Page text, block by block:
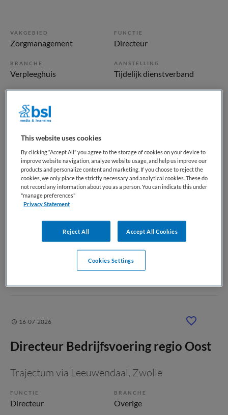
VAKGEBIED
Zorgmanagement
FUNCTIE
Directeur
BRANCHE
Verpleeghuis
AANSTELLING
Tijdelijk dienstverband
10 oktober 2025
ERVARING
Ervaren
Vacature niet beschikbaar
Deze vacature Interim-Directeur Thuis & Herstel bij
IJsselheem is niet meer actueel. Hieronder staan enkele
Gerelateerde vacatures op Medische
banenbank | Werk(t) in zorg en welzijn
16-07-2026
Directeur Bedrijfsvoering regio Oost
Trajectum via Leeuwendaal, Zwolle
FUNCTIE
Directeur
BRANCHE
Overige
This website uses cookies
By clicking “Accept All” you agree to the storage of cookies on your device to
improve website navigation, analyze website usage, and help us improve our
products and personalize content and marketing. If you choose to reject the
cookies, we only place the strictly necessary and analytical cookies. These do
not record any information about you as a person. You can indicate this under
"manage preferences"
Privacy Statement
Reject All Accept All Cookies
Cookies Settings